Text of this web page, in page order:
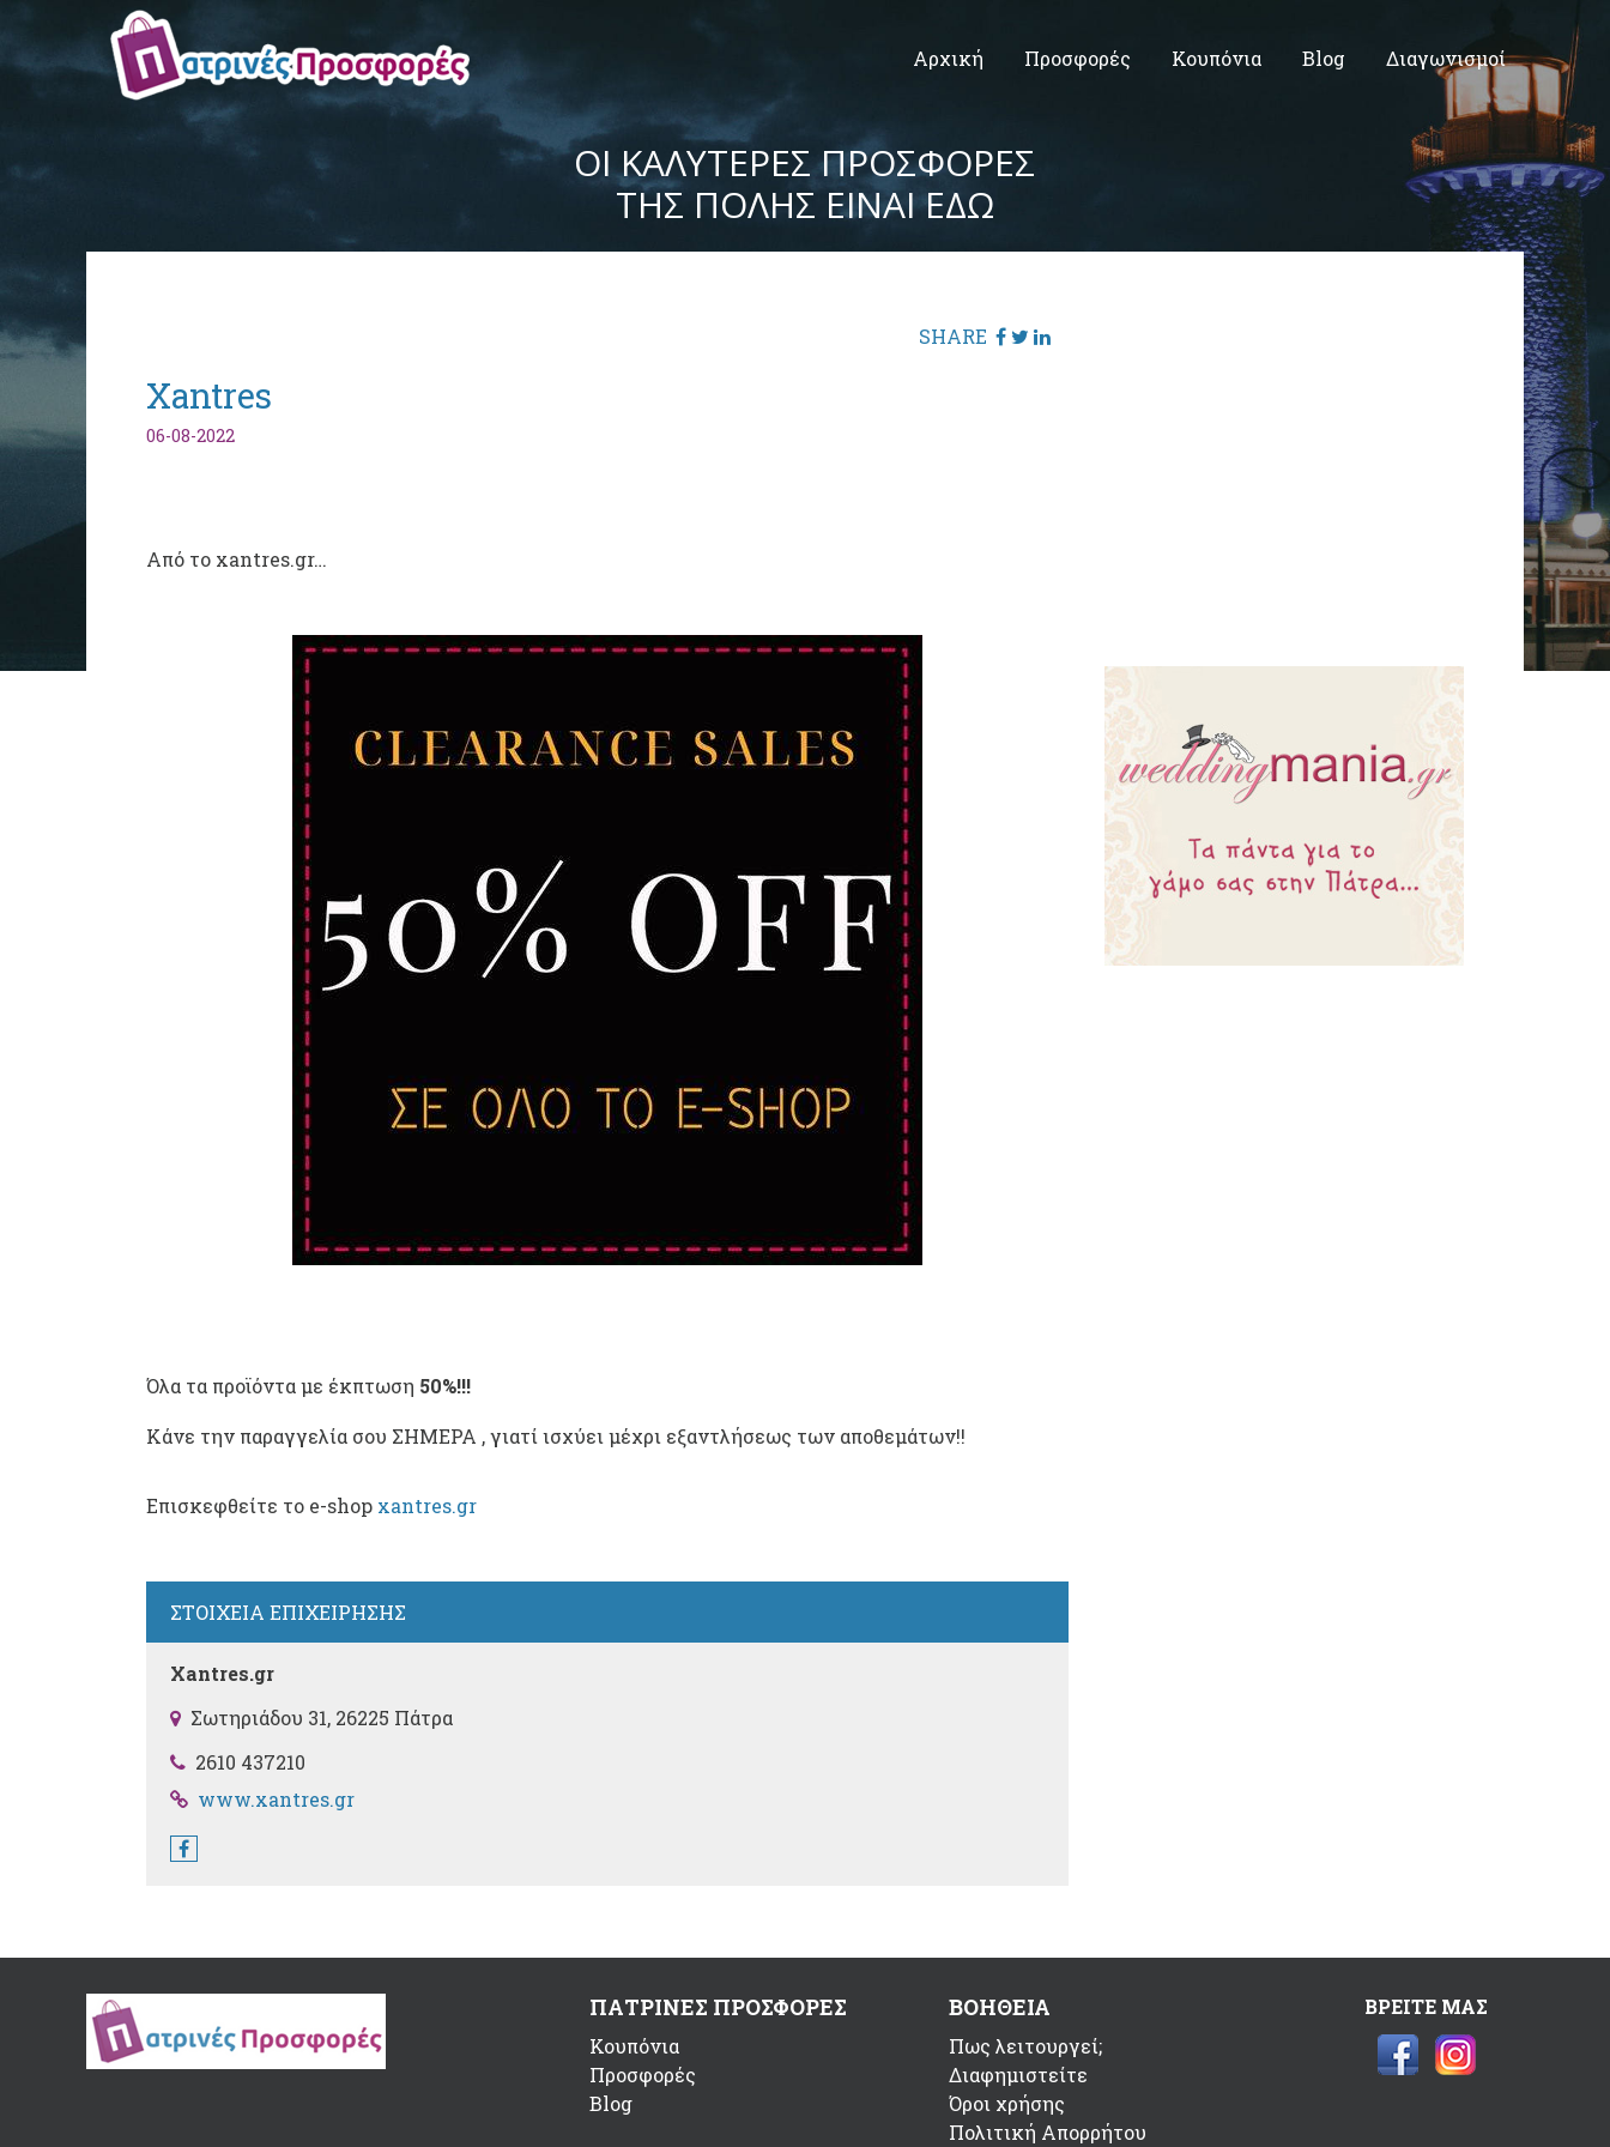
Αρχική Προσφορές Κουπόνια Blog Διαγωνισμοί
ΟΙ ΚΑΛΥΤΕΡΕΣ ΠΡΟΣΦΟΡΕΣ
ΤΗΣ ΠΟΛΗΣ ΕΙΝΑΙ ΕΔΩ
SHARE
Xantres
06-08-2022
Από το xantres.gr…
Όλα τα προϊόντα με έκπτωση 50%!!!
Κάνε την παραγγελία σου ΣΗΜΕΡΑ , γιατί ισχύει μέχρι εξαντλήσεως των αποθεμάτων!!
Επισκεφθείτε το e-shop xantres.gr
ΣΤΟΙΧΕΙΑ ΕΠΙΧΕΙΡΗΣΗΣ
Xantres.gr
Σωτηριάδου 31, 26225 Πάτρα
2610 437210
www.xantres.gr
ΠΑΤΡΙΝΕΣ ΠΡΟΣΦΟΡΕΣ
Κουπόνια
Προσφορές
Blog
ΒΟΗΘΕΙΑ
Πως λειτουργεί;
Διαφημιστείτε
Όροι χρήσης
Πολιτική Απορρήτου
ΒΡΕΙΤΕ ΜΑΣ